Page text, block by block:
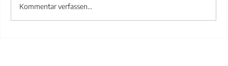
Treppengeländer aus Stahl
Kommentar verfassen...